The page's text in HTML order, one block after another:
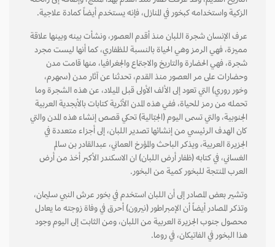
الزكية واستخدامه كبخور في المنازل، فإنه يستخدم أيضاً كمادة علاجية.
عرف الإنسان شجرة اللبان منذ أقدم العصور، ونشأت بينه وبينها علاقة
مميزة، فهي الرمز وهي الحياة بالنسبة للظفاري، كما أنها ليست مجرد
شجرة، فهي الحضارة والتاريخ والاجتماع والجغرافيا، منها قامت مدن
وحضارات على مر العصور منذ القدم، تحدثنا عن آثار مدن (سمهرم،
وخور روري) التي تعود إلى الألف الأولى قبل الميلاد، عن هذه الشجرة وما
تحمله من رمز للحياة، ففي هذه المدن الأثرية كتابات بالأبجدية العربية
الجنوبية، والتي تسمى اليوم (الجبّالية) تحكي قصص إنشاء هذه المدن والتي
كان الهدف الرئيسي من إنشائها تصدير اللبان، إلى أجزاء متعددة في
الجزيرة العربية، ويذكر الباحث والمؤرخ العماني، عبدالقادر بن سالم
الغساني، في كتابه (ظفار أرض اللبان) ان الاسكندر الأكبر أخذ من أرض
العرب المنتجة للبخور كمية من البخور.
وتشير بعض المصادر إلى أن اللبان استخدم في بخور عرش النبي سليمان،
وتذكر المصادر أيضاً أن الإمبراطور (نيرون) أحرق في وفاة زوجته ما يعادل
محصول جنوب الجزيرة العربية من اللبان، ومن الثابت إلى اليوم وجود
هذا البخور في الفاتيكان، في روما.